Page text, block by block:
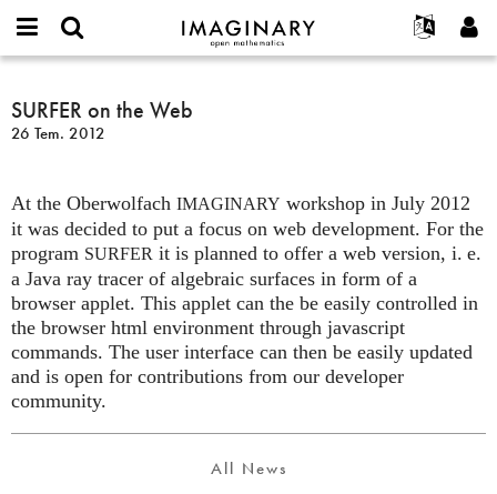
IMAGINARY
open
Español
Türkçe
Filmler
Metinler
Sergiler
Devamı...
or
username
Parola
Yeni hesap oluştur
Yeni parola iste
Ara
SURFER
on
the
SURFER on the Web
26 Tem. 2012
At the Oberwolfach IMAGINARY workshop in July 2012
it was decided to put a focus on web development. For the
program SURFER it is planned to offer a web version, i. e.
a Java ray tracer of algebraic surfaces in form of a
browser applet. This applet can the be easily controlled in
the browser html environment through javascript
commands. The user interface can then be easily updated
and is open for contributions from our developer
community.
All News